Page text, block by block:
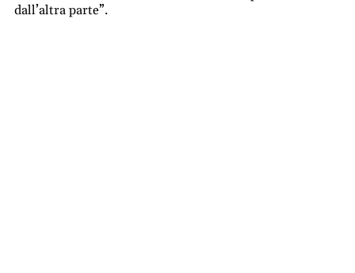
dall’altra parte”.